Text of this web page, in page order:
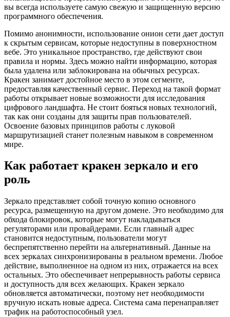
вы всегда используете самую свежую и защищенную версию
программного обеспечения.
Помимо анонимности, использование онион сети дает доступ
к скрытым сервисам, которые недоступны в поверхностном
вебе. Это уникальное пространство, где действуют свои
правила и нормы. Здесь можно найти информацию, которая
была удалена или заблокирована на обычных ресурсах.
Кракен занимает достойное место в этом сегменте,
предоставляя качественный сервис. Переход на такой формат
работы открывает новые возможности для исследования
цифрового ландшафта. Не стоит бояться новых технологий,
так как они созданы для защиты прав пользователей.
Освоение базовых принципов работы с луковой
маршрутизацией станет полезным навыком в современном
мире.
Как работает кракен зеркало и его
роль
Зеркало представляет собой точную копию основного
ресурса, размещенную на другом домене. Это необходимо для
обхода блокировок, которые могут накладываться
регуляторами или провайдерами. Если главный адрес
становится недоступным, пользователи могут
беспрепятственно перейти на альтернативный. Данные на
всех зеркалах синхронизированы в реальном времени. Любое
действие, выполненное на одном из них, отражается на всех
остальных. Это обеспечивает непрерывность работы сервиса
и доступность для всех желающих. Кракен зеркало
обновляется автоматически, поэтому нет необходимости
вручную искать новые адреса. Система сама перенаправляет
трафик на работоспособный узел.